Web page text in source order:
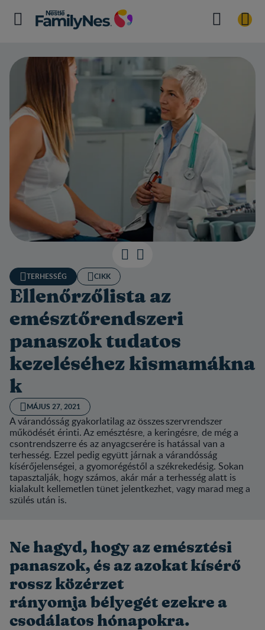
TERHESSÉG CIKK
Ellenőrzőlista az
emésztőrendszeri
panaszok tudatos
kezeléséhez kismamákna
k
MÁJUS 27, 2021
A várandósság gyakorlatilag az összes szervrendszer
működését érinti. Az emésztésre, a keringésre, de még a
csontrendszerre és az anyagcserére is hatással van a
terhesség. Ezzel pedig együtt járnak a várandósság
kísérőjelenségei, a gyomorégéstől a székrekedésig. Sokan
tapasztalják, hogy számos, akár már a terhesség alatt is
kialakult kellemetlen tünet jelentkezhet, vagy marad meg a
szülés után is.
Ne hagyd, hogy az emésztési
panaszok, és az azokat kísérő
rossz közérzet
rányomja bélyegét ezekre a
csodálatos hónapokra.